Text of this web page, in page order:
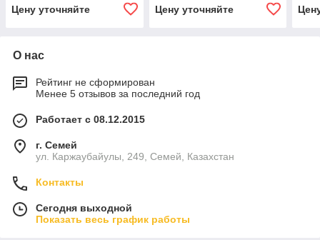
Цену уточняйте Цену уточняйте
О нас
Рейтинг не сформирован
Менее 5 отзывов за последний год
Работает с 08.12.2015
г. Семей
ул. Каржаубайулы, 249, Семей, Казахстан
Контакты
Сегодня выходной
Показать весь график работы